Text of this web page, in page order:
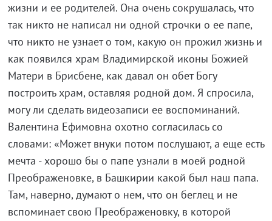
жизни и ее родителей. Она очень сокрушалась, что
так никто не написал ни одной строчки о ее папе,
что никто не узнает о том, какую он прожил жизнь и
как появился храм Владимирской иконы Божией
Матери в Брисбене, как давал он обет Богу
построить храм, оставляя родной дом. Я спросила,
могу ли сделать видеозаписи ее воспоминаний.
Валентина Ефимовна охотно согласилась со
словами: «Может внуки потом послушают, а еще есть
мечта - хорошо бы о папе узнали в моей родной
Преображеновке, в Башкирии какой был наш папа.
Там, наверно, думают о нем, что он беглец и не
вспоминает свою Преображеновку, в которой